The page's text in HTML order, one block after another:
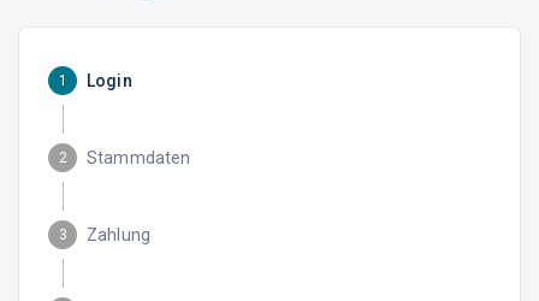
1 Login
2 Stammdaten
3 Zahlung